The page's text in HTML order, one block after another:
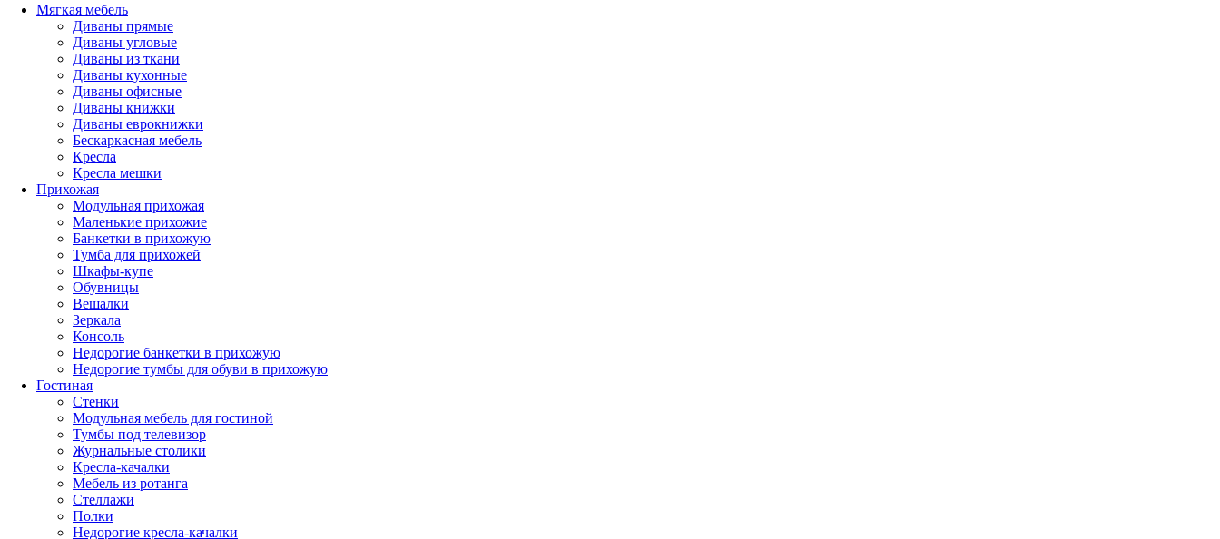
Мягкая мебель
Диваны прямые
Диваны угловые
Диваны из ткани
Диваны кухонные
Диваны офисные
Диваны книжки
Диваны еврокнижки
Бескаркасная мебель
Кресла
Кресла мешки
Прихожая
Модульная прихожая
Маленькие прихожие
Банкетки в прихожую
Тумба для прихожей
Шкафы-купе
Обувницы
Вешалки
Зеркала
Консоль
Недорогие банкетки в прихожую
Недорогие тумбы для обуви в прихожую
Гостиная
Стенки
Модульная мебель для гостиной
Тумбы под телевизор
Журнальные столики
Кресла-качалки
Мебель из ротанга
Стеллажи
Полки
Недорогие кресла-качалки